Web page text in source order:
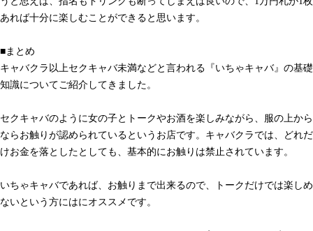
あれば十分に楽しむことができると思います。
■まとめ
キャバクラ以上セクキャバ未満などと言われる『いちゃキャバ』の基礎
知識についてご紹介してきました。
セクキャバのように女の子とトークやお酒を楽しみながら、服の上から
ならお触りが認められているというお店です。キャバクラでは、どれだ
けお金を落としたとしても、基本的にお触りは禁止されています。
いちゃキャバであれば、お触りまで出来るので、トークだけでは楽しめ
ないという方にはにオススメです。